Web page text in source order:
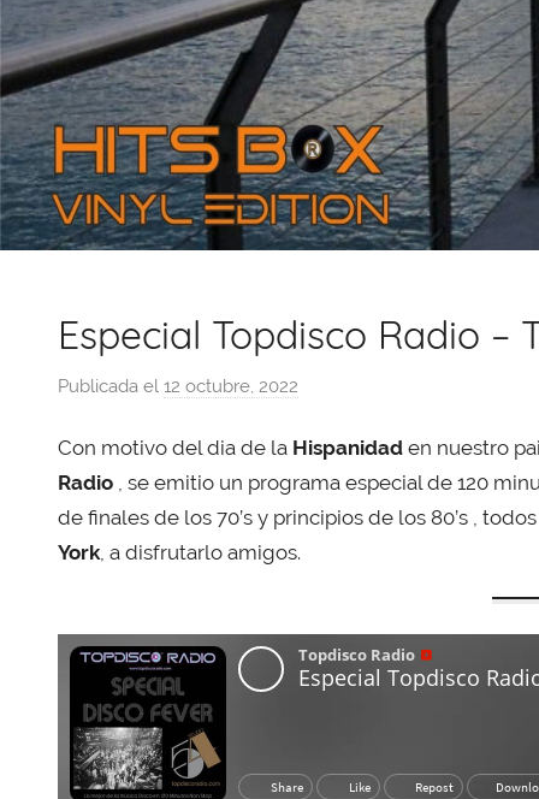
Especial Topdisco Radio –
Publicada el 12 octubre, 2022
r
X
a
o
b
Con motivo del dia de la Hispanidad en nuestro
Radio , se emitio un programa especial de 120
de finales de los 70’s y principios de los 80’s ,
York, a disfrutarlo amigos.